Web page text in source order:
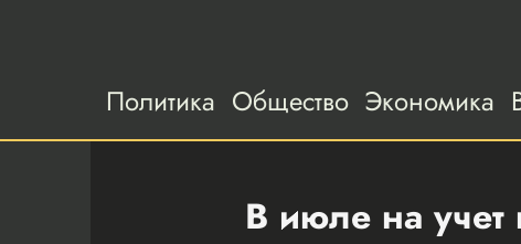
Политика Общество Экономика
В июле на учет